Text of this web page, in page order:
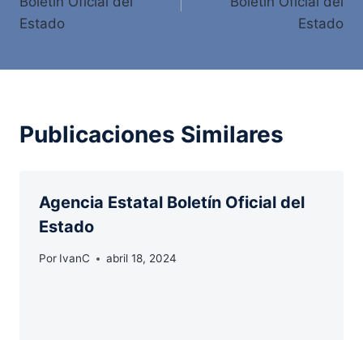
entradas
Estado
Estado
Publicaciones Similares
Agencia Estatal Boletín Oficial del
Estado
Por IvanC abril 18, 2024